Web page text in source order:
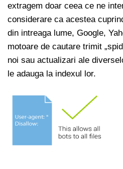
extragem doar ceea ce ne
considerare ca acestea
din intreaga lume, Google,
motoare de cautare trimit
noi sau actualizari ale
le adauga la indexul lor.